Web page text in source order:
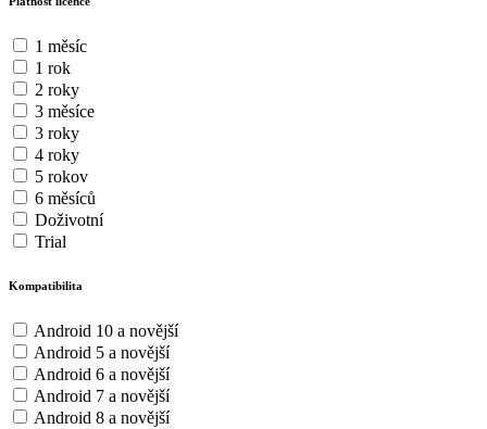
1 měsíc
1 rok
2 roky
3 měsíce
3 roky
4 roky
5 rokov
6 měsíců
Doživotní
Trial
Kompatibilita
Android 10 a novější
Android 5 a novější
Android 6 a novější
Android 7 a novější
Android 8 a novější